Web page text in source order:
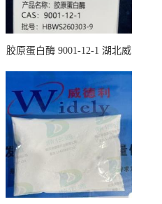
胶原蛋白酶 9001-12-1 湖北威